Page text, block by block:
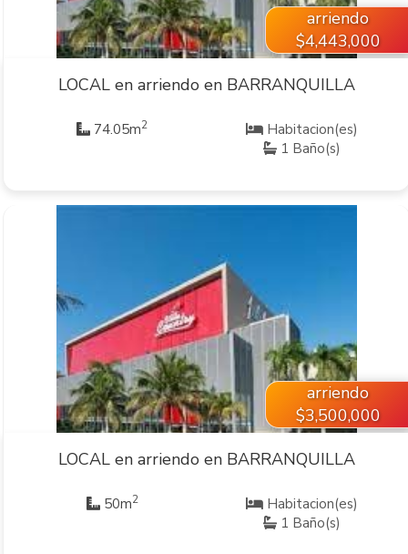
arriendo
$4,443,000
LOCAL en arriendo en BARRANQUILLA
74.05m2
Habitacion(es)
1 Baño(s)
VER INMUEBLE
arriendo
$3,500,000
LOCAL en arriendo en BARRANQUILLA
50m2
Habitacion(es)
1 Baño(s)